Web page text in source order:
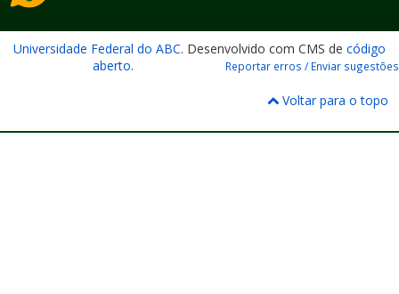
Universidade Federal do ABC. Desenvolvido com CMS de código
aberto. Reportar erros / Enviar sugestões
Voltar para o topo